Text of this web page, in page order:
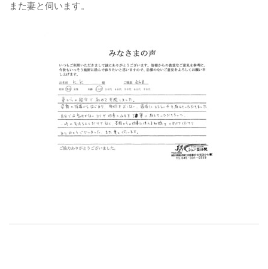
また妻と伺います。